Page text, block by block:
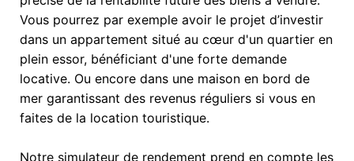
Vous pourrez par exemple avoir le projet d’investir
dans un appartement situé au cœur d'un quartier en
plein essor, bénéficiant d'une forte demande
locative. Ou encore dans une maison en bord de
mer garantissant des revenus réguliers si vous en
faites de la location touristique.
Notre simulateur de rendement prend en compte les